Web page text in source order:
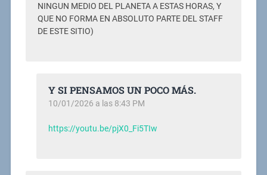
NINGUN MEDIO DEL PLANETA A ESTAS HORAS, Y
QUE NO FORMA EN ABSOLUTO PARTE DEL STAFF
DE ESTE SITIO)
Y SI PENSAMOS UN POCO MÁS.
10/01/2026 a las 8:43 PM
https://youtu.be/pjX0_Fi5TIw